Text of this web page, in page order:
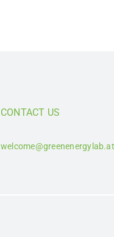
CONTACT US
welcome@greenenergylab.at